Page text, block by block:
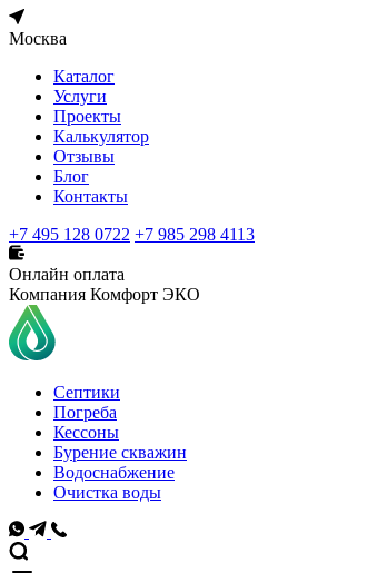
Москва
Каталог
Услуги
Проекты
Калькулятор
Отзывы
Блог
Контакты
+7 495 128 0722 +7 985 298 4113
Онлайн оплата
Компания Комфорт ЭКО
Септики
Погреба
Кессоны
Бурение скважин
Водоснабжение
Очистка воды